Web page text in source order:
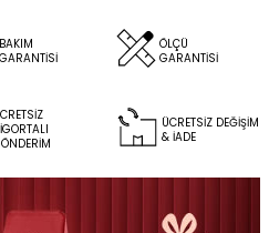
BAKIM
GARANTİSİ
ÖLÇÜ
GARANTİSİ
ÜCRETSİZ DEĞİŞİM
& İADE